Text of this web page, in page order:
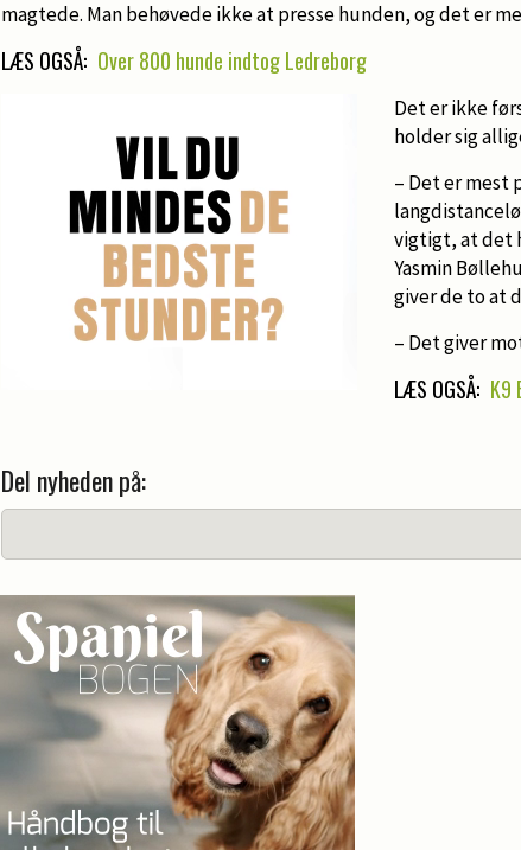
magtede. Man behøvede ikke at presse hunden, og det er
LÆS OGSÅ: Over 800 hunde indtog Ledreborg
Det er ikke
holder sig
– Det er mest
vigtigt, at det
Yasmin
giver de to at
– Det giver
LÆS OGSÅ: K9
Del nyheden på: